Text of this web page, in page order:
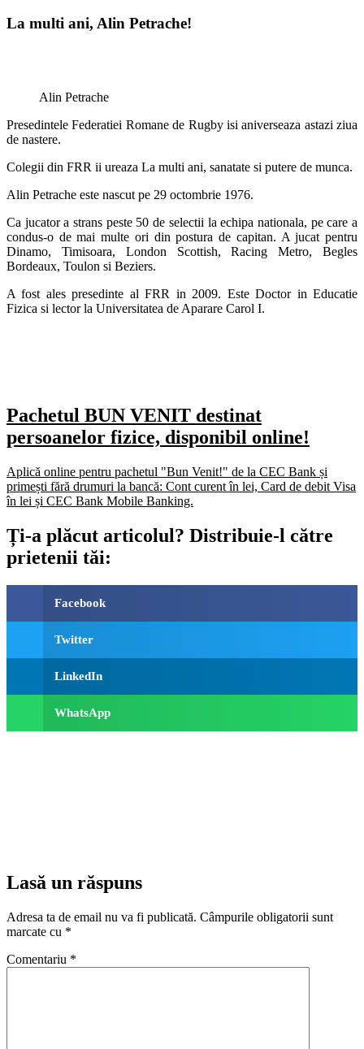
La multi ani, Alin Petrache!
Alin Petrache
Presedintele Federatiei Romane de Rugby isi aniverseaza astazi ziua
de nastere.
Colegii din FRR ii ureaza La multi ani, sanatate si putere de munca.
Alin Petrache este nascut pe 29 octombrie 1976.
Ca jucator a strans peste 50 de selectii la echipa nationala, pe care a
condus-o de mai multe ori din postura de capitan. A jucat pentru
Dinamo, Timisoara, London Scottish, Racing Metro, Begles
Bordeaux, Toulon si Beziers.
A fost ales presedinte al FRR in 2009. Este Doctor in Educatie
Fizica si lector la Universitatea de Aparare Carol I.
Pachetul BUN VENIT destinat
persoanelor fizice, disponibil online!
Aplică online pentru pachetul "Bun Venit!" de la CEC Bank și
primești fără drumuri la bancă: Cont curent în lei, Card de debit Visa
în lei și CEC Bank Mobile Banking.​
Ți-a plăcut articolul? Distribuie-l către
prietenii tăi:
Facebook
Twitter
LinkedIn
WhatsApp
Lasă un răspuns
Adresa ta de email nu va fi publicată. Câmpurile obligatorii sunt
marcate cu *
Comentariu *